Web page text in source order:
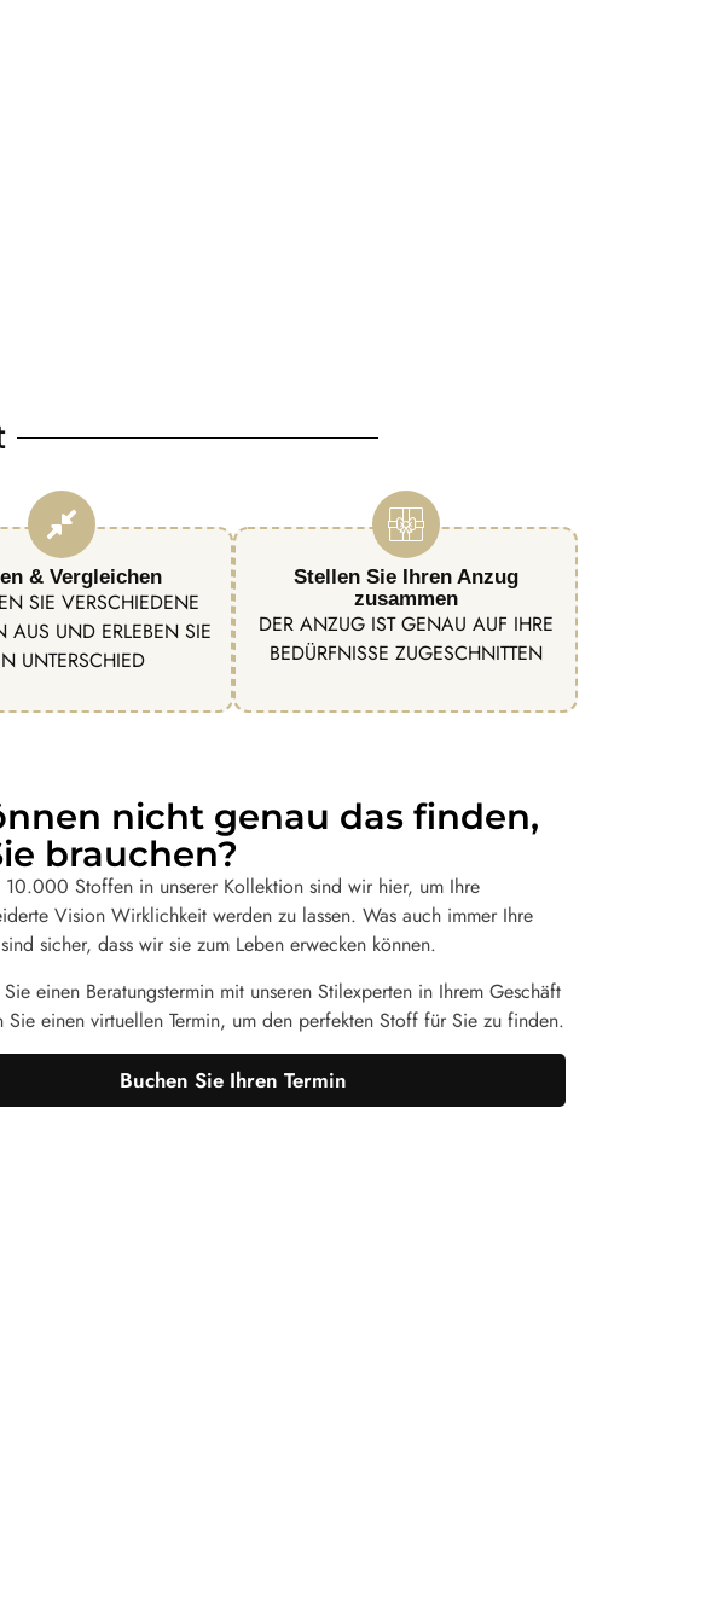
& Vergleichen
SIE VERSCHIEDENE
AUS UND ERLEBEN SIE
UNTERSCHIED
Stellen Sie Ihren Anzug
zusammen
DER ANZUG IST GENAU AUF IHRE
BEDÜRFNISSE ZUGESCHNITTEN
nicht genau das finden,
brauchen?
10.000 Stoffen in unserer Kollektion sind wir hier, um Ihre
Vision Wirklichkeit werden zu lassen. Was auch immer Ihre
sicher, dass wir sie zum Leben erwecken können.
einen Beratungstermin mit unseren Stilexperten in Ihrem Geschäft
Sie einen virtuellen Termin, um den perfekten Stoff für Sie zu finden.
Buchen Sie Ihren Termin